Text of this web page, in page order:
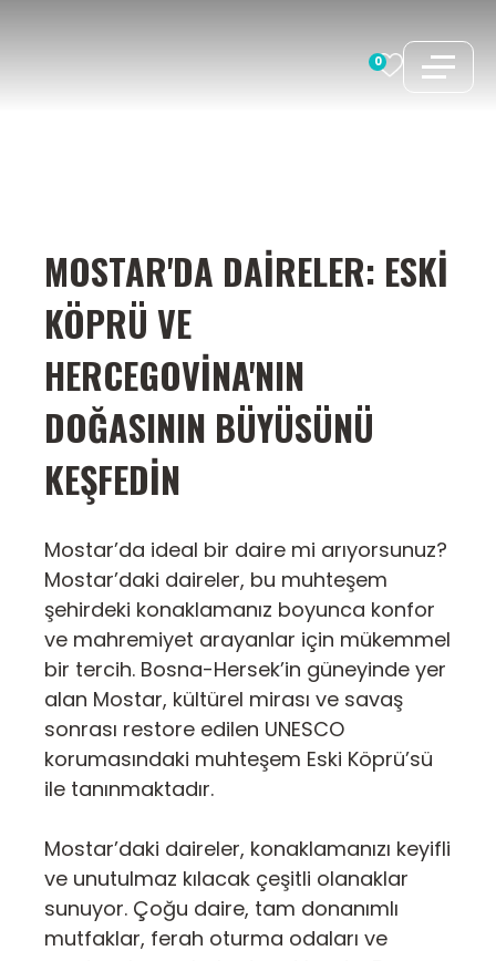
0
MOSTAR'DA DAIRELER: ESKI
KÖPRÜ VE
HERCEGOVINA'NIN
DOĞASININ BÜYÜSÜNÜ
KEŞFEDIN
Mostar’da ideal bir daire mi arıyorsunuz?
Mostar’daki daireler, bu muhteşem
şehirdeki konaklamanız boyunca konfor
ve mahremiyet arayanlar için mükemmel
bir tercih. Bosna-Hersek’in güneyinde yer
alan Mostar, kültürel mirası ve savaş
sonrası restore edilen UNESCO
korumasındaki muhteşem Eski Köprü’sü
ile tanınmaktadır.
Mostar’daki daireler, konaklamanızı keyifli
ve unutulmaz kılacak çeşitli olanaklar
sunuyor. Çoğu daire, tam donanımlı
mutfaklar, ferah oturma odaları ve